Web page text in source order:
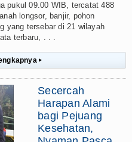
pukul 09.00 WIB, tercatat 488
longsor, banjir, pohon
yang tersebar di 21 wilayah
terbaru, . . .
▸
Secercah
Harapan Alami
bagi Pejuang
Kesehatan,